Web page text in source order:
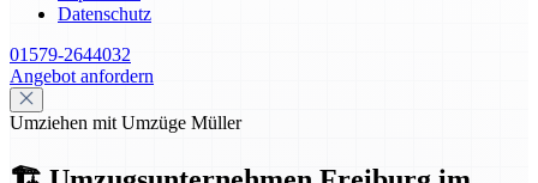
Datenschutz
01579-2644032
Angebot anfordern
Umziehen mit Umzüge Müller